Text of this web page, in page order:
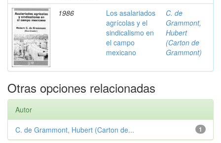
1986
Los asalariados
agrícolas y el
sindicalismo en
el campo
mexicano
C. de
Grammont,
Hubert
(Carton de
Grammont)
Otras opciones relacionadas
Autor
1
C. de Grammont, Hubert (Carton de...